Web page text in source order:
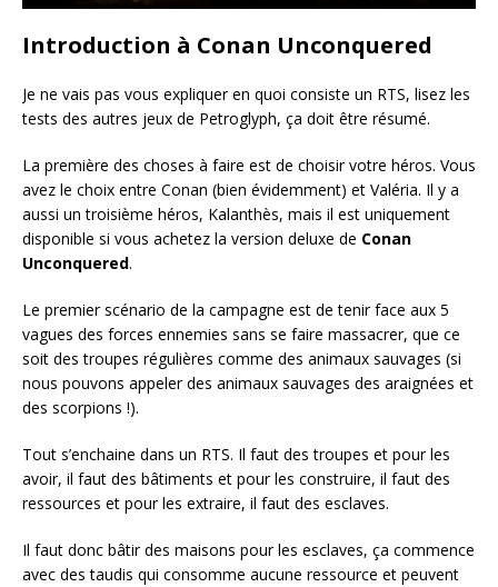
Introduction à Conan Unconquered
Je ne vais pas vous expliquer en quoi consiste un RTS, lisez les
tests des autres jeux de Petroglyph, ça doit être résumé.
La première des choses à faire est de choisir votre héros. Vous
avez le choix entre Conan (bien évidemment) et Valéria. Il y a
aussi un troisième héros, Kalanthès, mais il est uniquement
disponible si vous achetez la version deluxe de Conan
Unconquered.
Le premier scénario de la campagne est de tenir face aux 5
vagues des forces ennemies sans se faire massacrer, que ce
soit des troupes régulières comme des animaux sauvages (si
nous pouvons appeler des animaux sauvages des araignées et
des scorpions !).
Tout s’enchaine dans un RTS. Il faut des troupes et pour les
avoir, il faut des bâtiments et pour les construire, il faut des
ressources et pour les extraire, il faut des esclaves.
Il faut donc bâtir des maisons pour les esclaves, ça commence
avec des taudis qui consomme aucune ressource et peuvent